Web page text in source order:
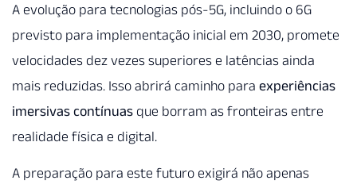
A evolução para tecnologias pós-5G, incluindo o 6G
previsto para implementação inicial em 2030, promete
velocidades dez vezes superiores e latências ainda
mais reduzidas. Isso abrirá caminho para experiências
imersivas contínuas que borram as fronteiras entre
realidade física e digital.
A preparação para este futuro exigirá não apenas